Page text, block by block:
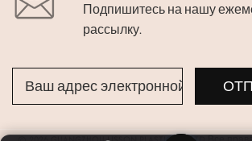
Подпишитесь на нашу
рассылку.